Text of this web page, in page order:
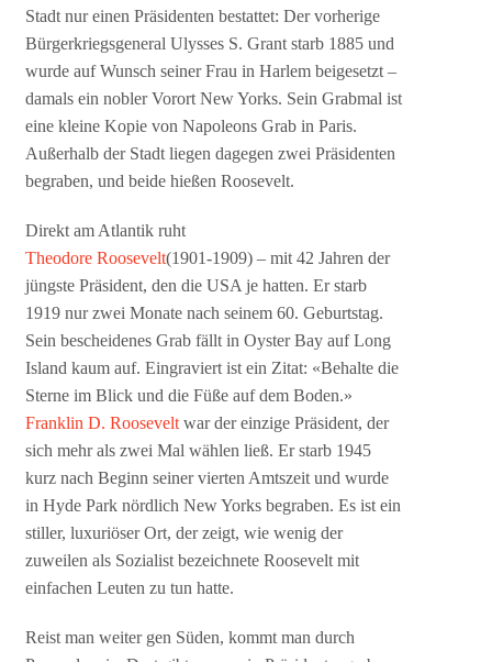
Stadt nur einen Präsidenten bestattet: Der vorherige
Bürgerkriegsgeneral Ulysses S. Grant starb 1885 und
wurde auf Wunsch seiner Frau in Harlem beigesetzt –
damals ein nobler Vorort New Yorks. Sein Grabmal ist
eine kleine Kopie von Napoleons Grab in Paris.
Außerhalb der Stadt liegen dagegen zwei Präsidenten
begraben, und beide hießen Roosevelt.
Direkt am Atlantik ruht
Theodore Roosevelt(1901-1909) – mit 42 Jahren der
jüngste Präsident, den die USA je hatten. Er starb
1919 nur zwei Monate nach seinem 60. Geburtstag.
Sein bescheidenes Grab fällt in Oyster Bay auf Long
Island kaum auf. Eingraviert ist ein Zitat: «Behalte die
Sterne im Blick und die Füße auf dem Boden.»
Franklin D. Roosevelt war der einzige Präsident, der
sich mehr als zwei Mal wählen ließ. Er starb 1945
kurz nach Beginn seiner vierten Amtszeit und wurde
in Hyde Park nördlich New Yorks begraben. Es ist ein
stiller, luxuriöser Ort, der zeigt, wie wenig der
zuweilen als Sozialist bezeichnete Roosevelt mit
einfachen Leuten zu tun hatte.
Reist man weiter gen Süden, kommt man durch